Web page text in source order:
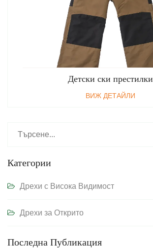
Детски ски престилки
ВИЖ ДЕТАЙЛИ
Категории
Дрехи с Висока Видимост
Дрехи за Открито
Последна Публикация